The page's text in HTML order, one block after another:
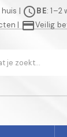
| scheduleBE: 1–2
| credit_cardVeilig